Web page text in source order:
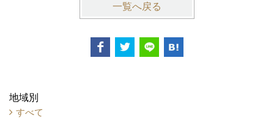
一覧へ戻る
地域別
すべて